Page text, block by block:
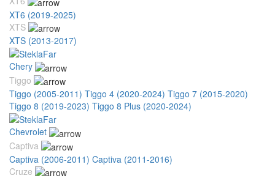
XT6 (2019-2025)
XTS
XTS (2013-2017)
Chery
Tiggo
Tiggo (2005-2011) Tiggo 4 (2020-2024) Tiggo 7 (2015-2020)
Tiggo 8 (2019-2023) Tiggo 8 Plus (2020-2024)
Chevrolet
Captiva
Captiva (2006-2011) Captiva (2011-2016)
Cruze